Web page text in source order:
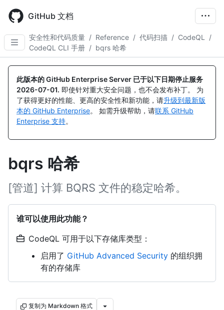
main
content
GitHub 文档
安全性和代码质量 / Reference / 代码扫描 / CodeQL
/
CodeQL CLI 手册 / bqrs 哈希
此版本的 GitHub Enterprise Server 已于以下日期停止服务
2026-07-01. 即使针对重大安全问题，也不会发布补丁。 为
了获得更好的性能、更高的安全性和新功能，请升级到最新版
本的 GitHub Enterprise。 如需升级帮助，请联系 GitHub
Enterprise 支持。
bqrs 哈希
[管道] 计算 BQRS 文件的稳定哈希。
谁可以使用此功能？
CodeQL 可用于以下存储库类型：
启用了 GitHub Advanced Security 的组织拥
有的存储库
复制为 Markdown 格式